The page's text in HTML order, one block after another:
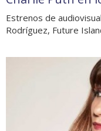
Estrenos de
Rodríguez, Future